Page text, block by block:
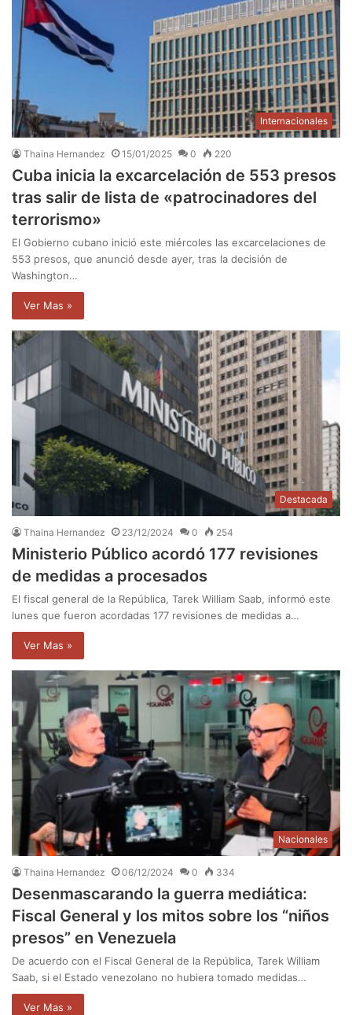
Internacionales
Thaina Hernandez 15/01/2025 0 220
Cuba inicia la excarcelación de 553 presos
tras salir de lista de «patrocinadores del
terrorismo»
El Gobierno cubano inició este miércoles las excarcelaciones de
553 presos, que anunció desde ayer, tras la decisión de
Washington…
Ver Mas »
Destacada
Thaina Hernandez 23/12/2024 0 254
Ministerio Público acordó 177 revisiones
de medidas a procesados
El fiscal general de la República, Tarek William Saab, informó este
lunes que fueron acordadas 177 revisiones de medidas a…
Ver Mas »
Nacionales
Thaina Hernandez 06/12/2024 0 334
Desenmascarando la guerra mediática:
Fiscal General y los mitos sobre los “niños
presos” en Venezuela
De acuerdo con el Fiscal General de la República, Tarek William
Saab, si el Estado venezolano no hubiera tomado medidas…
Ver Mas »